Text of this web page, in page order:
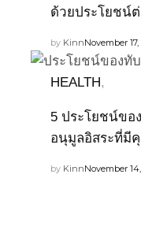
ด้วยประโยชน์
by KinnNovember 17,
HEALTH,
5 ประโยชน์ขอ
อนุมูลอิสระที่มี
by KinnNovember